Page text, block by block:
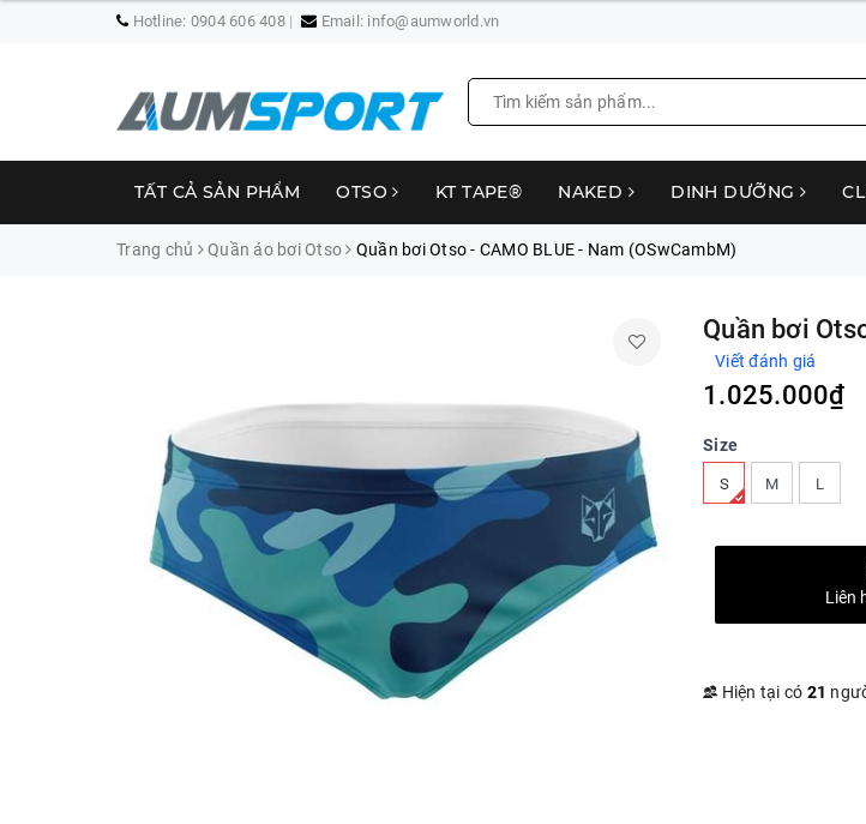
Hotline: 0904 606 408 Email: info@aumworld.vn
TẤT CẢ SẢN PHẨM OTSO KT TAPE® NAKED DINH DƯỠNG
Trang chủ Quần áo bơi Otso Quần bơi Otso - CAMO BLUE - Nam (OSwCambM)
Quần bơi
Viết đánh giá
1.025.000₫
Size
S M L
Liên
Hiện tại có 21